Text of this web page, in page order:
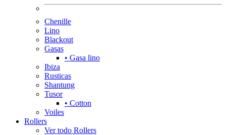
Chenille
Lino
Blackout
Gasas
• Gasa lino
Ibiza
Rusticas
Shantung
Tusor
• Cotton
Voiles
Rollers
Ver todo Rollers